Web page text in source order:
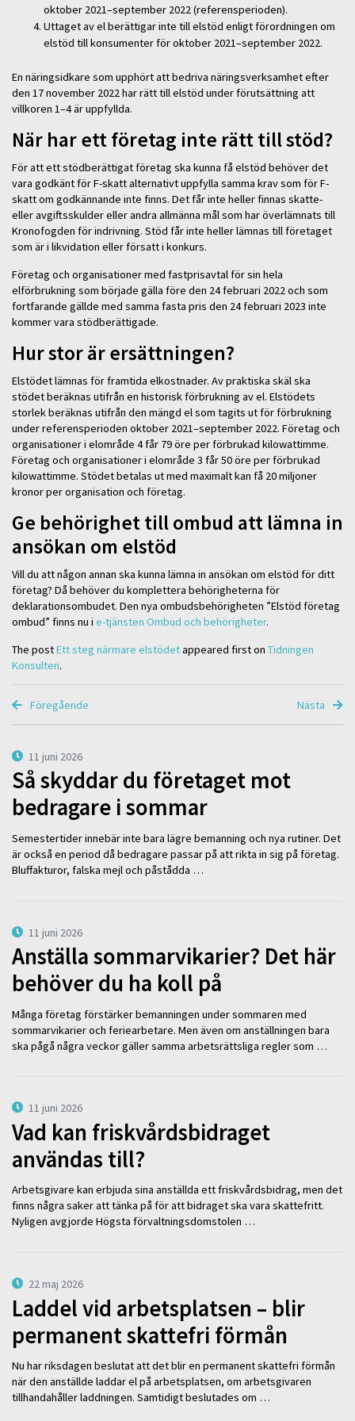
oktober 2021–september 2022 (referensperioden).
Uttaget av el berättigar inte till elstöd enligt förordningen om
elstöd till konsumenter för oktober 2021–september 2022.
En näringsidkare som upphört att bedriva näringsverksamhet efter
den 17 november 2022 har rätt till elstöd under förutsättning att
villkoren 1–4 är uppfyllda.
När har ett företag inte rätt till stöd?
För att ett stödberättigat företag ska kunna få elstöd behöver det
vara godkänt för F-skatt alternativt uppfylla samma krav som för F-
skatt om godkännande inte finns. Det får inte heller finnas skatte-
eller avgiftsskulder eller andra allmänna mål som har överlämnats till
Kronofogden för indrivning. Stöd får inte heller lämnas till företaget
som är i likvidation eller försatt i konkurs.
Företag och organisationer med fastprisavtal för sin hela
elförbrukning som började gälla före den 24 februari 2022 och som
fortfarande gällde med samma fasta pris den 24 februari 2023 inte
kommer vara stödberättigade.
Hur stor är ersättningen?
Elstödet lämnas för framtida elkostnader. Av praktiska skäl ska
stödet beräknas utifrån en historisk förbrukning av el. Elstödets
storlek beräknas utifrån den mängd el som tagits ut för förbrukning
under referensperioden oktober 2021–september 2022. Företag och
organisationer i elområde 4 får 79 öre per förbrukad kilowattimme.
Företag och organisationer i elområde 3 får 50 öre per förbrukad
kilowattimme. Stödet betalas ut med maximalt kan få 20 miljoner
kronor per organisation och företag.
Ge behörighet till ombud att lämna in
ansökan om elstöd
Vill du att någon annan ska kunna lämna in ansökan om elstöd för ditt
företag? Då behöver du komplettera behörigheterna för
deklarationsombudet. Den nya ombudsbehörigheten ”Elstöd företag
ombud” finns nu i e-tjänsten Ombud och behörigheter.
The postEtt steg närmare elstödetappeared first on Tidningen
Konsulten.
Föregående Nästa
11 juni 2026
Så skyddar du företaget mot
bedragare i sommar
Semestertider innebär inte bara lägre bemanning och nya rutiner. Det
är också en period då bedragare passar på att rikta in sig på företag.
Bluffakturor, falska mejl och påstådda …
11 juni 2026
Anställa sommarvikarier? Det här
behöver du ha koll på
Många företag förstärker bemanningen under sommaren med
sommarvikarier och feriearbetare. Men även om anställningen bara
ska pågå några veckor gäller samma arbetsrättsliga regler som …
11 juni 2026
Vad kan friskvårdsbidraget
användas till?
Arbetsgivare kan erbjuda sina anställda ett friskvårdsbidrag, men det
finns några saker att tänka på för att bidraget ska vara skattefritt.
Nyligen avgjorde Högsta förvaltningsdomstolen …
22 maj 2026
Laddel vid arbetsplatsen – blir
permanent skattefri förmån
Nu har riksdagen beslutat att det blir en permanent skattefri förmån
när den anställde laddar el på arbetsplatsen, om arbetsgivaren
tillhandahåller laddningen. Samtidigt beslutades om …